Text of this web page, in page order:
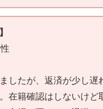
したが、返済が少し
在籍確認はしないけど